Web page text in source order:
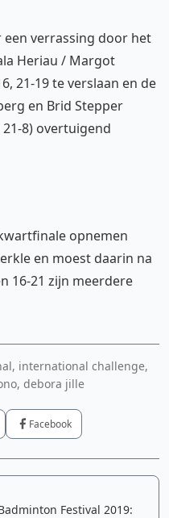
een verrassing door het
Heriau / Margot
21-19 te verslaan en de
en Brid Stepper
8) overtuigend
opnemen
en moest daarin na
16-21 zijn meerdere
international challenge,
debora jille
Facebook
Festival 2019: